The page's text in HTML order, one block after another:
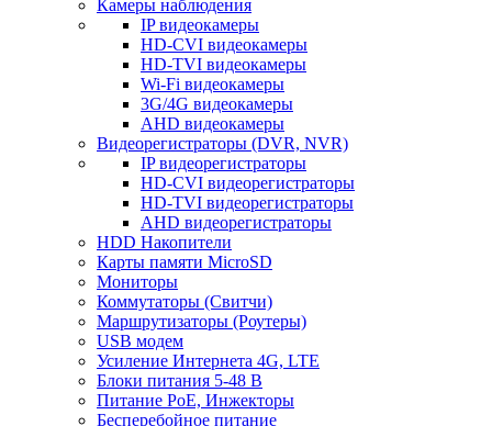
Камеры наблюдения
IP видеокамеры
HD-CVI видеокамеры
HD-TVI видеокамеры
Wi-Fi видеокамеры
3G/4G видеокамеры
AHD видеокамеры
Видеорегистраторы (DVR, NVR)
IP видеорегистраторы
HD-CVI видеорегистраторы
HD-TVI видеорегистраторы
AHD видеорегистраторы
HDD Накопители
Карты памяти MicroSD
Мониторы
Коммутаторы (Свитчи)
Маршрутизаторы (Роутеры)
USB модем
Усиление Интернета 4G, LTE
Блоки питания 5-48 В
Питание PoE, Инжекторы
Бесперебойное питание